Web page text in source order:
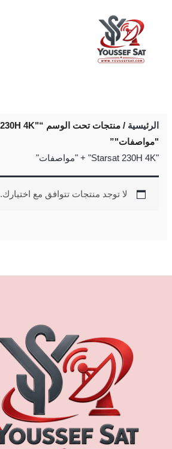
الرئيسية
"مواصفات"”
"Starsat 230H 4K" + "مواصفات"
لا توجد منتجات تتوافق مع اختيارك.